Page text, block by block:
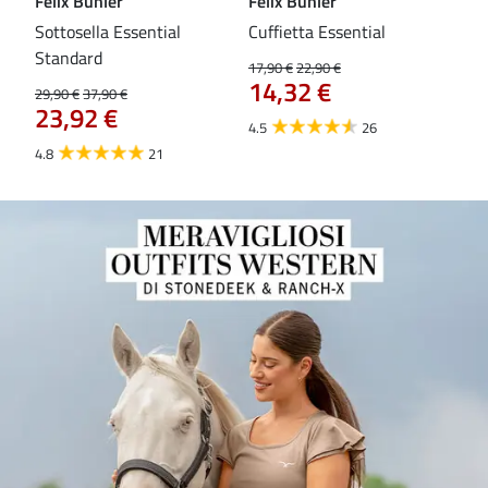
Sottosella Essential
Standard
29,90 €37,90 €
23,92 €
4.8 21
Cuffietta Essential
17,90 €22,90 €
14,32 €
4.5 26